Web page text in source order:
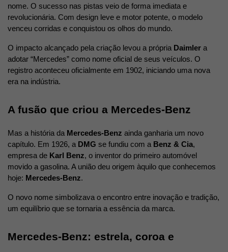
nome. O sucesso nas pistas veio de forma imediata e
revolucionária. Com design leve e motor potente, o modelo
venceu corridas e conquistou os olhos do mundo.
O impacto alcançado pela criação levou a própria Daimler a
adotar “Mercedes” como nome oficial de seus veículos. O
registro aconteceu oficialmente em 1902, iniciando uma nova
era na indústria.
A fusão que criou a Mercedes-Benz
Mas a história da Mercedes-Benz ainda ganharia um novo
capítulo. Em 1926, a DMG se fundiu com a Benz & Cia,
empresa de Karl Benz, o inventor do primeiro automóvel
movido a gasolina. A união deu origem àquilo que conhecemos
hoje: Mercedes-Benz.
O novo nome simbolizava o encontro entre inovação e tradição,
um equilíbrio que se tornaria a essência da marca.
Mercedes-Benz: estrela, coroa e